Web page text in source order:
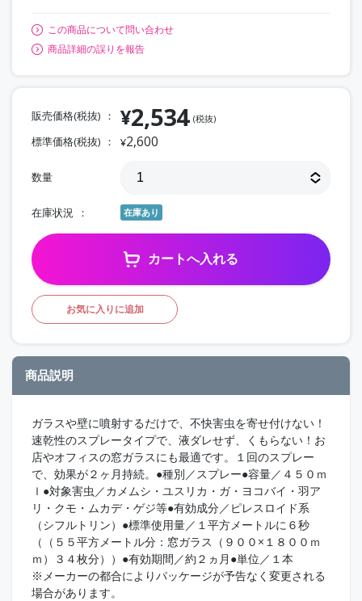
この商品について問い合わせ
商品詳細の誤りを報告
販売価格(税抜) ¥2,534 (税抜)
標準価格(税抜) ¥2,600
数量
在庫状況 在庫あり
カートへ入れる
お気に入りに追加
商品説明
ガラスや壁に噴射するだけで、不快害虫を寄せ付けない！
速乾性のスプレータイプで、液ダレせず、くもらない！お
店やオフィスの窓ガラスにも最適です。１回のスプレー
で、効果が２ヶ月持続。●種別／スプレー●容量／４５０ｍ
ｌ●対象害虫／カメムシ・ユスリカ・ガ・ヨコバイ・羽ア
リ・クモ・ムカデ・ゲジ等●有効成分／ピレスロイド系
（シフルトリン）●標準使用量／１平方メートルに６秒
（（５５平方メートル分：窓ガラス（９００×１８００ｍ
ｍ）３４枚分））●有効期間／約２ヵ月●単位／１本
※メーカーの都合によりパッケージが予告なく変更される
場合があります。